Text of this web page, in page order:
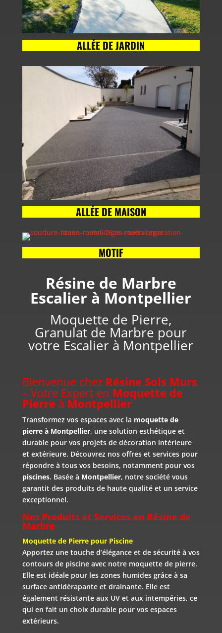
ALLÉE DE JARDIN
ALLÉE DE MAISON
MOTIF
Résine de Marbre
Escalier à Montpellier
Moquette de Pierre,
Granulat de Marbre pour
votre Escalier à Montpellier
Bienvenue chez Résine Sols Murs
– Votre Expert en Moquette de
Pierre à Montpellier
Transformez vos espaces avec la moquette de
pierre à Montpellier, une solution esthétique et
durable pour vos projets de décoration intérieure
et extérieure. Découvrez nos offres et services pour
répondre à tous vos besoins, notamment pour vos
piscines. Basée à Montpellier, notre société vous
garantit des produits de haute qualité et un service
exceptionnel.
Nos Produits et Services en Résine de
Marbre
Moquette de Pierre pour Piscine
Apportez une touche d’élégance et de sécurité à vos
contours de piscine avec notre moquette de pierre.
Elle est idéale pour les zones humides grâce à sa
surface antidérapante et drainante. Elle est
également résistante aux UV et aux intempéries, ce
qui en fait un choix durable pour vos espaces
extérieurs.